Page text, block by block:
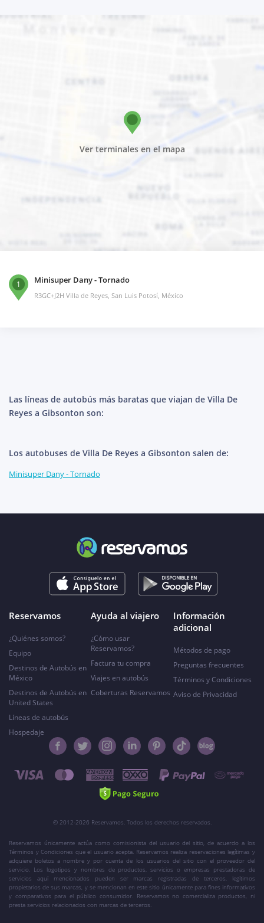
Ver terminales en el mapa
1 Minisuper Dany - Tornado
R3GC+J2H Villa de Reyes, San Luis Potosí, México
Las líneas de autobús más baratas que viajan de Villa De
Reyes a Gibsonton son:
Los autobuses de Villa De Reyes a Gibsonton salen de:
Minisuper Dany - Tornado
Reservamos
¿Quiénes somos?
Equipo
Destinos de Autobús en
México
Destinos de Autobús en
United States
Líneas de autobús
Hospedaje
Ayuda al viajero
¿Cómo usar
Reservamos?
Factura tu compra
Viajes en autobús
Coberturas Reservamos
Información
adicional
Métodos de pago
Preguntas frecuentes
Términos y Condiciones
Aviso de Privacidad
© 2012-2026 Reservamos. Todos los derechos reservados.
Reservamos únicamente actúa como comisionista del usuario del sitio, de acuerdo a los
Términos y Condiciones que el usuario acepta. Reservamos realiza reservaciones legítimas y
adquiere boletos a nombre y por cuenta de los usuarios del sitio con el proveedor del
servicio. Los logotipos y nombres de productos, servicios o empresas prestadoras de
servicios aquí mencionados pueden ser marcas registradas de terceros, legítimos
propietarios de sus marcas, y se mencionan en este sitio únicamente para fines informativos
y comparativos para el público consumidor. Reservamos no comercializa productos, ni
presta servicios relacionados con marcas de terceros.